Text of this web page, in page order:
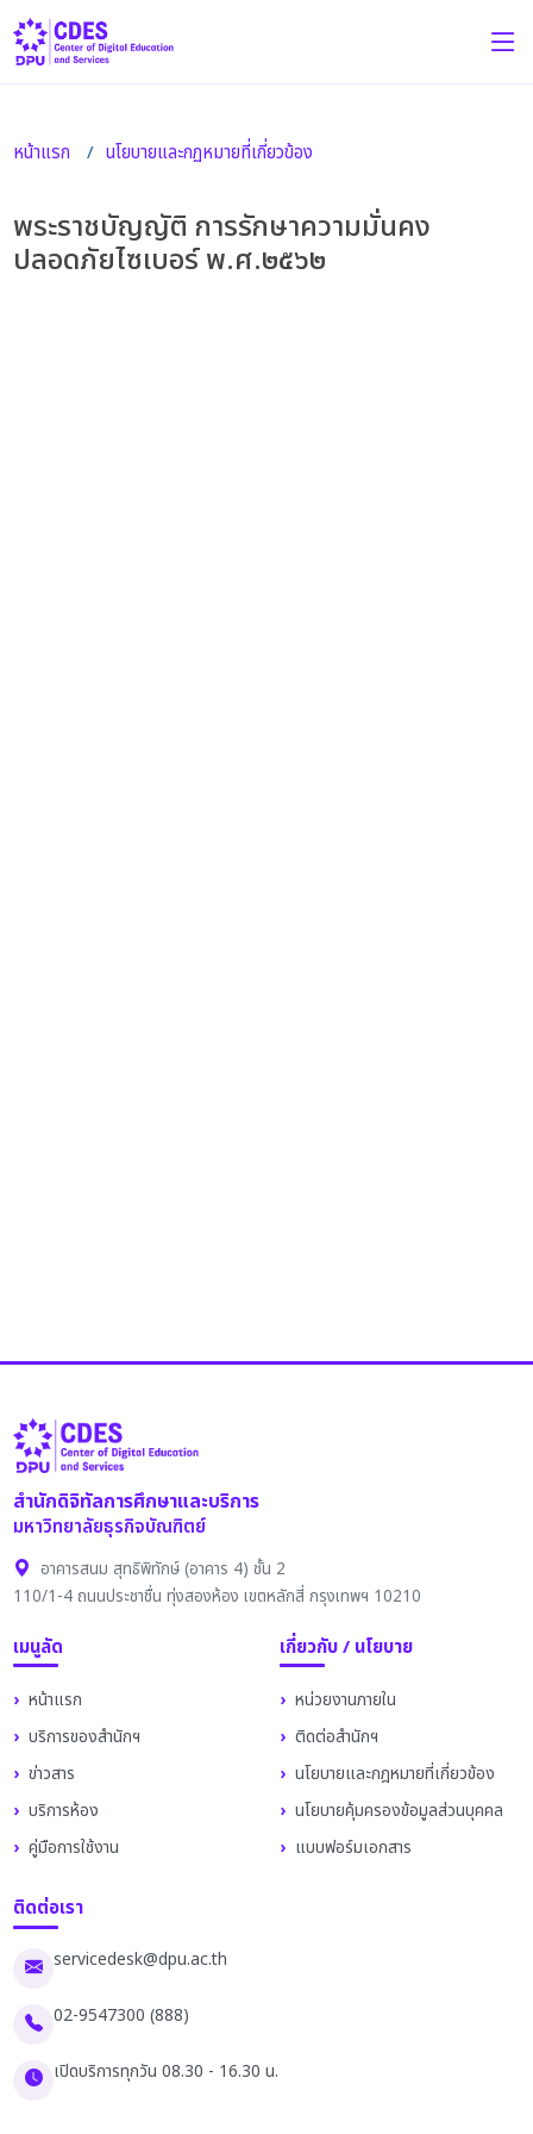
หน้าแรก นโยบายและกฏหมายที่เกี่ยวข้อง
พระราชบัญญัติ การรักษาความมั่นคง
ปลอดภัยไซเบอร์ พ.ศ.๒๕๖๒
สำนักดิจิทัลการศึกษาและบริการ
มหาวิทยาลัยธุรกิจบัณฑิตย์
อาคารสนม สุทธิพิทักษ์ (อาคาร 4) ชั้น 2
110/1-4 ถนนประชาชื่น ทุ่งสองห้อง เขตหลักสี่ กรุงเทพฯ 10210
เมนูลัด
หน้าแรก
บริการของสำนักฯ
ข่าวสาร
บริการห้อง
คู่มือการใช้งาน
เกี่ยวกับ / นโยบาย
หน่วยงานภายใน
ติดต่อสำนักฯ
นโยบายและกฎหมายที่เกี่ยวข้อง
นโยบายคุ้มครองข้อมูลส่วนบุคคล
แบบฟอร์มเอกสาร
ติดต่อเรา
servicedesk@dpu.ac.th
02-9547300 (888)
เปิดบริการทุกวัน 08.30 - 16.30 น.